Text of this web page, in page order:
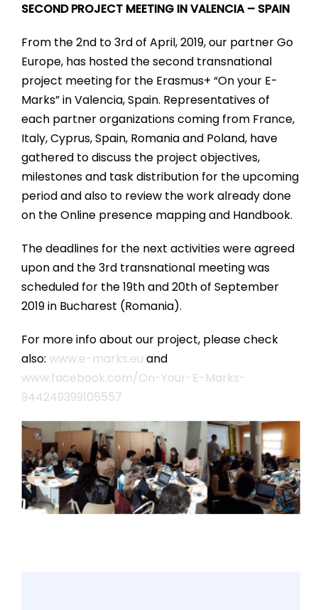
SECOND PROJECT MEETING IN VALENCIA – SPAIN
From the 2nd to 3rd of April, 2019, our partner Go
Europe, has hosted the second transnational
project meeting for the Erasmus+ “On your E-
Marks” in Valencia, Spain. Representatives of
each partner organizations coming from France,
Italy, Cyprus, Spain, Romania and Poland, have
gathered to discuss the project objectives,
milestones and task distribution for the upcoming
period and also to review the work already done
on the Online presence mapping and Handbook.
The deadlines for the next activities were agreed
upon and the 3rd transnational meeting was
scheduled for the 19th and 20th of September
2019 in Bucharest (Romania).
For more info about our project, please check
also: www.e-marks.eu and
www.facebook.com/On-Your-E-Marks-
944249399105557